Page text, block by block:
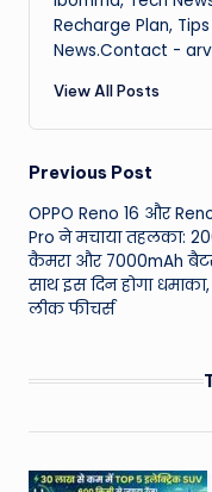
Recharge Plan,
News.Contact -
View All Posts
Post
Previous Post
OPPO Reno 16 और
Pro ने मचाया तहलका:
कैमरा और 7000mAh
साथ इस दिन होगा
लीक फीचर्स